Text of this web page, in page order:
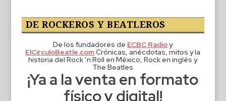
DE ROCKEROS Y BEATLEROS
De los fundadores de ECBC Radioy
ElCirculoBeatle.comCrónicas, anécdotas, mitos y la
historia del Rock ‘n Roll en México, Rock en inglés y
The Beatles
¡Ya a la venta en formato
físico y digital!